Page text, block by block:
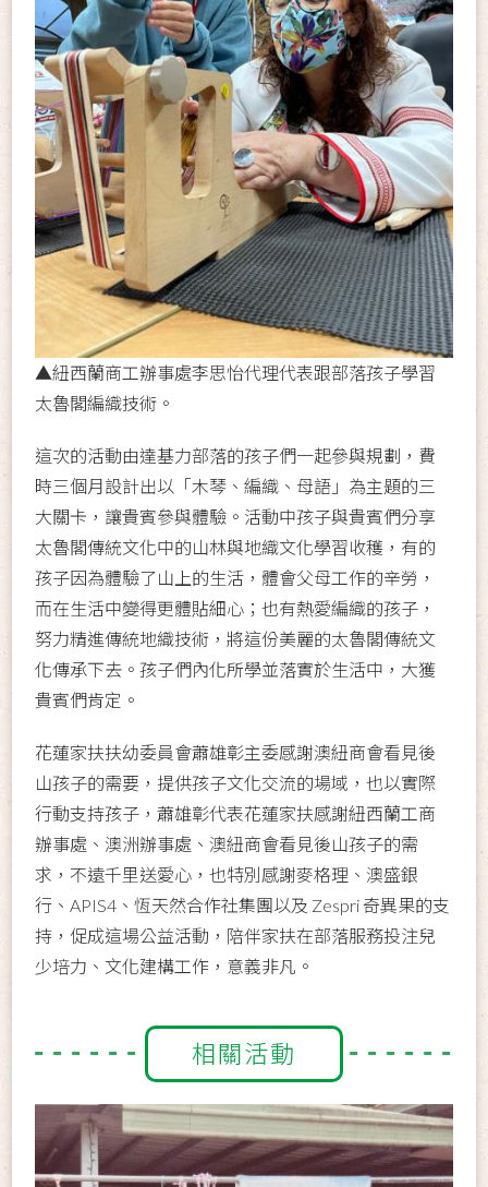
▲紐西蘭商工辦事處李思怡代理代表跟部落孩子學習
太魯閣編織技術。
這次的活動由達基力部落的孩子們一起參與規劃，費
時三個月設計出以「木琴、編織、母語」為主題的三
大關卡，讓貴賓參與體驗。活動中孩子與貴賓們分享
太魯閣傳統文化中的山林與地織文化學習收穫，有的
孩子因為體驗了山上的生活，體會父母工作的辛勞，
而在生活中變得更體貼細心；也有熱愛編織的孩子，
努力精進傳統地織技術，將這份美麗的太魯閣傳統文
化傳承下去。孩子們內化所學並落實於生活中，大獲
貴賓們肯定。
花蓮家扶扶幼委員會蕭雄彰主委感謝澳紐商會看見後
山孩子的需要，提供孩子文化交流的場域，也以實際
行動支持孩子，蕭雄彰代表花蓮家扶感謝紐西蘭工商
辦事處、澳洲辦事處、澳紐商會看見後山孩子的需
求，不遠千里送愛心，也特別感謝麥格理、澳盛銀
行、APIS4、恆天然合作社集團以及 Zespri 奇異果的支
持，促成這場公益活動，陪伴家扶在部落服務投注兒
少培力、文化建構工作，意義非凡。
相關活動